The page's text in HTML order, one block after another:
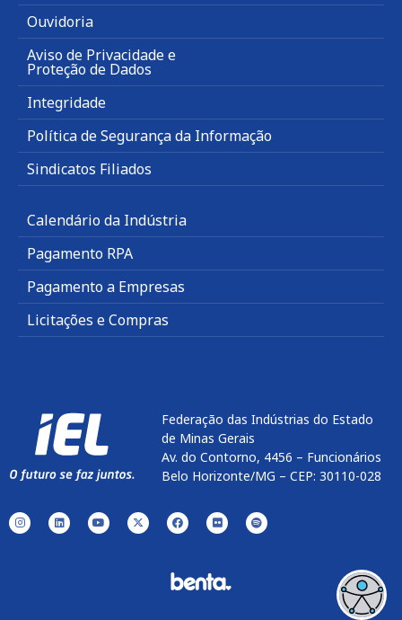
Ouvidoria
Aviso de Privacidade e
Proteção de Dados
Integridade
Política de Segurança da Informação
Sindicatos Filiados
Calendário da Indústria
Pagamento RPA
Pagamento a Empresas
Licitações e Compras
Federação das Indústrias do Estado
de Minas Gerais
Av. do Contorno, 4456 – Funcionários
Belo Horizonte/MG – CEP: 30110-028